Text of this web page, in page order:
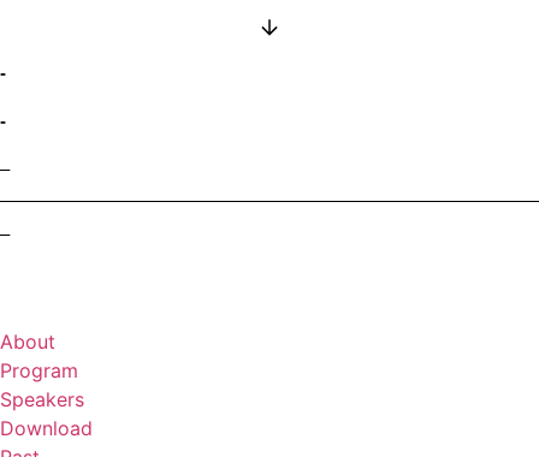
-
-
–
–
About
Program
Speakers
Download